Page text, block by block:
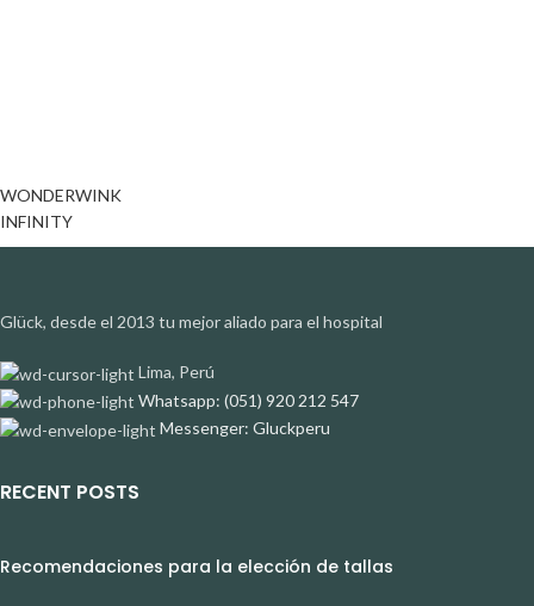
WONDERWINK
INFINITY
Glück, desde el 2013 tu mejor aliado para el hospital
Lima, Perú
Whatsapp: (051) 920 212 547
Messenger: Gluckperu
RECENT POSTS
Recomendaciones para la elección de tallas